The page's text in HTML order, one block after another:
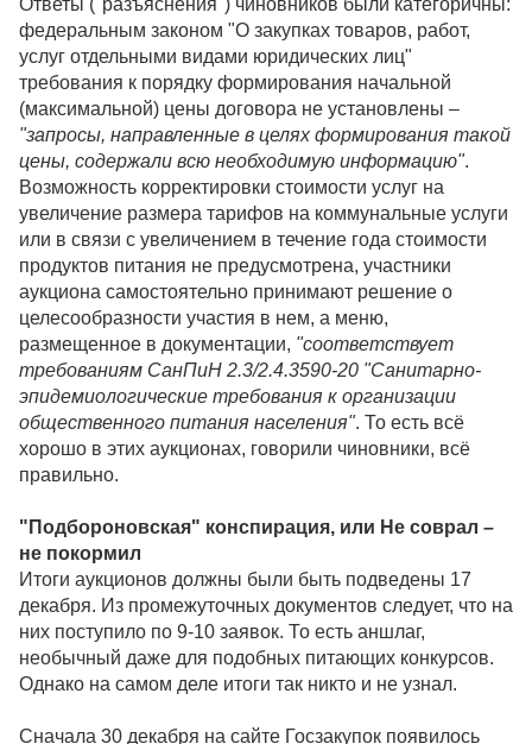
федеральным законом "О закупках товаров, работ,
услуг отдельными видами юридических лиц"
требования к порядку формирования начальной
(максимальной) цены договора не установлены –
"запросы, направленные в целях формирования такой
цены, содержали всю необходимую информацию".
Возможность корректировки стоимости услуг на
увеличение размера тарифов на коммунальные услуги
или в связи с увеличением в течение года стоимости
продуктов питания не предусмотрена, участники
аукциона самостоятельно принимают решение о
целесообразности участия в нем, а меню,
размещенное в документации, "соответствует
требованиям СанПиН 2.3/2.4.3590-20 "Санитарно-
эпидемиологические требования к организации
общественного питания населения". То есть всё
хорошо в этих аукционах, говорили чиновники, всё
правильно.
"Подбороновская" конспирация, или Не соврал –
не покормил
Итоги аукционов должны были быть подведены 17
декабря. Из промежуточных документов следует, что на
них поступило по 9-10 заявок. То есть аншлаг,
необычный даже для подобных питающих конкурсов.
Однако на самом деле итоги так никто и не узнал.
Сначала 30 декабря на сайте Госзакупок появилось